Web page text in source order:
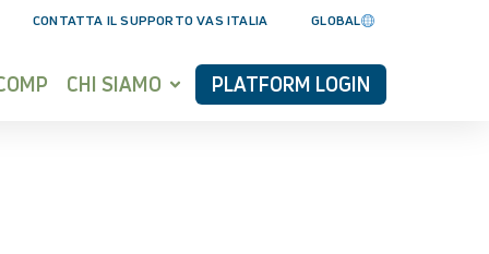
CONTATTA IL SUPPORTO VAS ITALIA GLOBAL
CHI SIAMO PLATFORM LOGIN